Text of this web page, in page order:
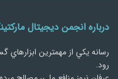
درباره انجمن دیجیتال
رسانه يكي از مهمترین
رود.